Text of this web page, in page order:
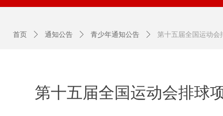
第十五届全国运动会排球
首页 ꄲ 通知公告 ꄲ 青少年通知公告 ꄲ 第十五届全国运动会